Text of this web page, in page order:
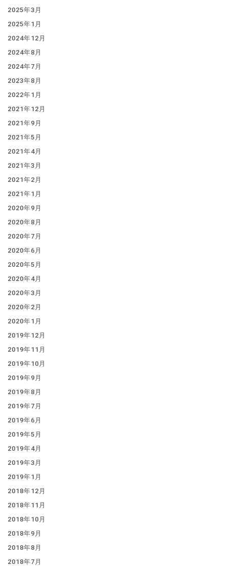
2025年3月
2025年1月
2024年12月
2024年8月
2024年7月
2023年8月
2022年1月
2021年12月
2021年9月
2021年5月
2021年4月
2021年3月
2021年2月
2021年1月
2020年9月
2020年8月
2020年7月
2020年6月
2020年5月
2020年4月
2020年3月
2020年2月
2020年1月
2019年12月
2019年11月
2019年10月
2019年9月
2019年8月
2019年7月
2019年6月
2019年5月
2019年4月
2019年3月
2019年1月
2018年12月
2018年11月
2018年10月
2018年9月
2018年8月
2018年7月